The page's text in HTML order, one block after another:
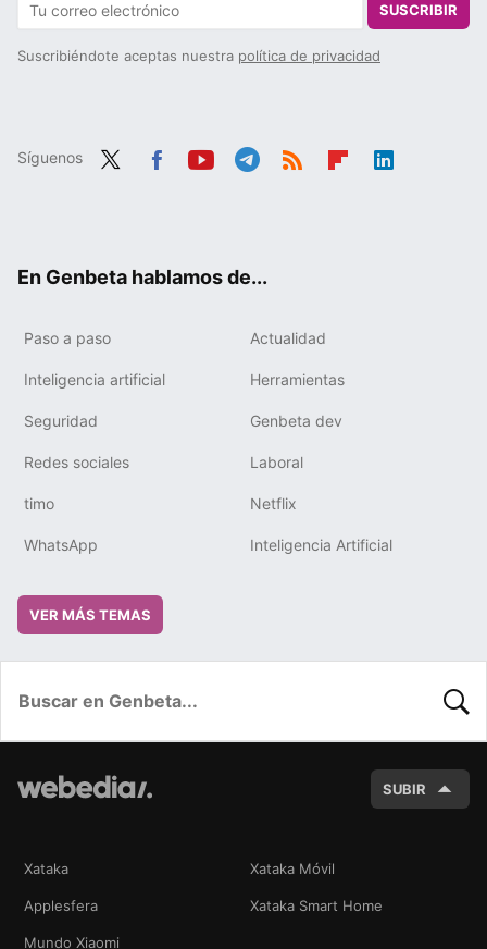
SUSCRIBIR
Suscribiéndote aceptas nuestra política de privacidad
Síguenos
En Genbeta hablamos de...
Paso a paso Actualidad
Inteligencia artificial Herramientas
Seguridad Genbeta dev
Redes sociales Laboral
timo Netflix
WhatsApp Inteligencia Artificial
VER MÁS TEMAS
SUBIR
Xataka Xataka Móvil
Applesfera Xataka Smart Home
Mundo Xiaomi